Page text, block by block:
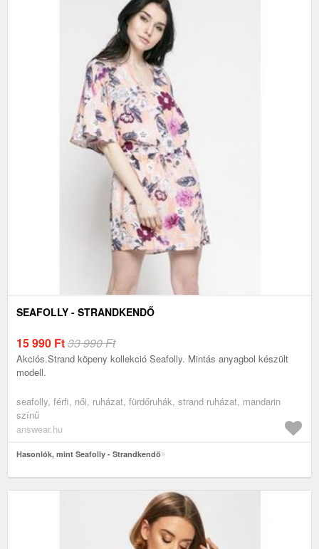
SEAFOLLY - STRANDKENDŐ
15 990 Ft33 990 Ft
Akciós.Strand köpeny kollekció Seafolly. Mintás anyagbol készült
modell.
seafolly, férfi, női, ruházat, fürdőruhák, strand ruházat, mandarin
színű
answear.hu
Hasonlók, mint Seafolly - Strandkendő